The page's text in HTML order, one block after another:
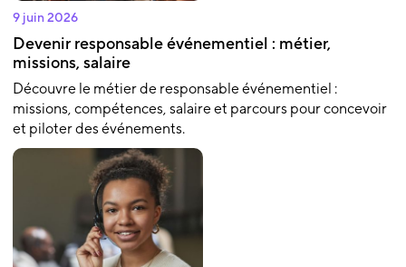
9 juin 2026
Devenir responsable événementiel : métier,
missions, salaire
Découvre le métier de responsable événementiel :
missions, compétences, salaire et parcours pour concevoir
et piloter des événements.